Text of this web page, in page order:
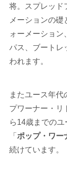
将。スプレッド
メーションの
ォーメーショ
パス、ブートレ
われます。
またユース年代
プワーナー・リ
ら14歳までの
「 ポップ・ワー
続けています。